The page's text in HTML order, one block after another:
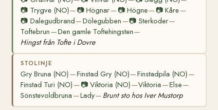
📷 Trygve (NO)— 📷Högnar— 📷 Högne— 📷 Kåre —
📷 Dalegudbrand—Dölegubben —📷 Sterkoder—
Toftebrun —Den gamle Toftehingsten—
Hingst från Tofte i Dovre
STOLINJE
Gry Bruna (NO) —Finstad Gry (NO)—Finstadpila (NO) —
Finstad Turi (NO) — 📷Viktoria (NO) —Viktoria —Else—
Sönstevoldbruna —Lady— Brunt sto hos Iver Mustorp